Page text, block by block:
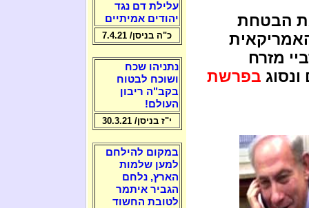
הבטחת
מזרח
בפרשת
עלילת דם נגד
יהודים אמיתיים
כ"ה בניסן/ 7.4.21
נתניהו שכח
ושוכח לבטוח
בקב"ה ריבון
העולם!
י"ז בניסן/ 30.3.21
במקום להילחם
למען שלמות
הארץ, נלחם
הגביר איתמר
לטובת החשוד